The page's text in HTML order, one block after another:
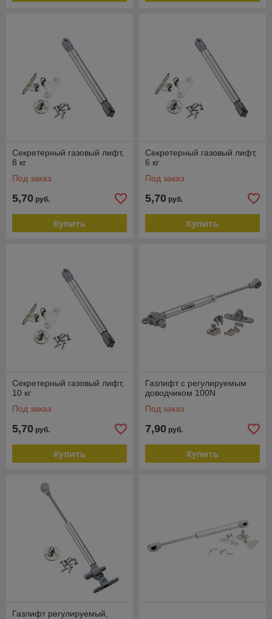
Секретерный газовый лифт,
8 кг
Под заказ
5,70 руб.
Купить
Cекретерный газовый лифт,
6 кг
Под заказ
5,70 руб.
Купить
Секретерный газовый лифт,
10 кг
Под заказ
5,70 руб.
Купить
Газлифт с регулируемым
доводчиком 100N
Под заказ
7,90 руб.
Купить
Газлифт регулируемый,